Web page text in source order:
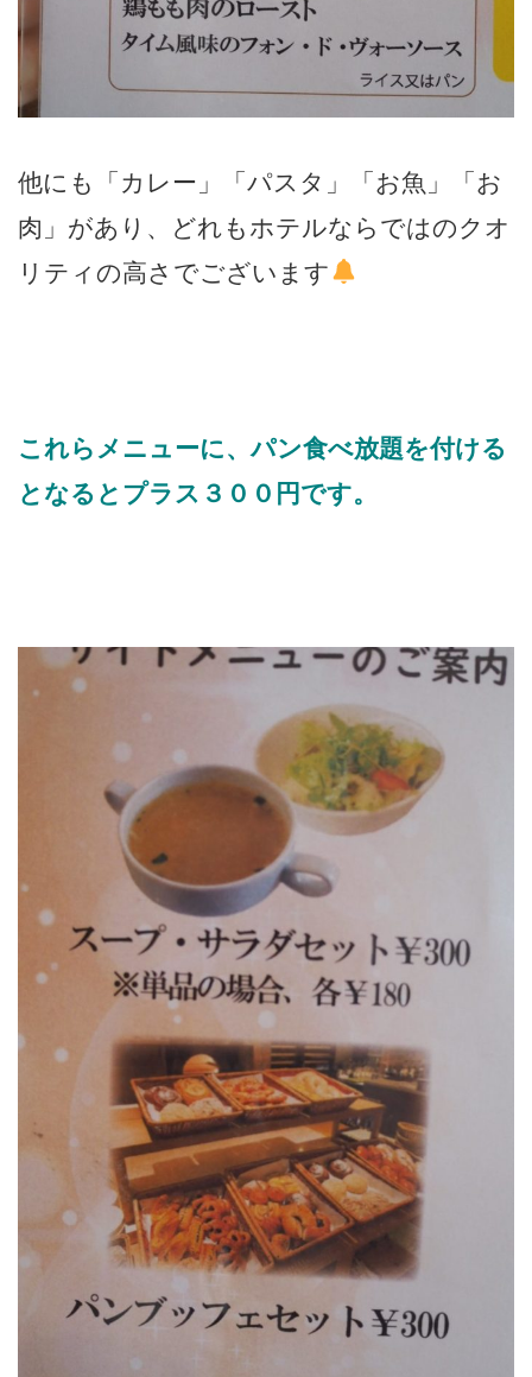
他にも「カレー」「パスタ」「お魚」「お
肉」があり、どれもホテルならではのクオ
リティの高さでございます
これらメニューに、パン食べ放題を付ける
となるとプラス３００円です。